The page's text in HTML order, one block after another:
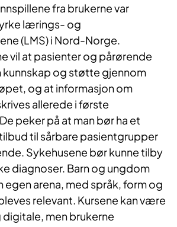
fra brukerne var
lærings- og
(LMS) i Nord-Norge.
vil at pasienter og pårørende
kunnskap og støtte gjennom
og at informasjon om
allerede i første
peker på at man bør ha et
til sårbare pasientgrupper
Sykehusene bør kunne tilby
diagnoser. Barn og ungdom
egen arena, med språk, form og
relevant. Kursene kan være
men brukerne